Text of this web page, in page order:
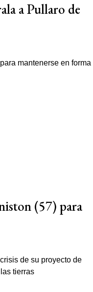
a Pullaro de
(57) para